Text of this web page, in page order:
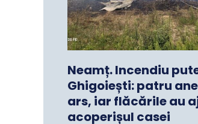
Neamț. Incendiu
Ghigoiești: patru
ars, iar flăcările au
acoperișul casei